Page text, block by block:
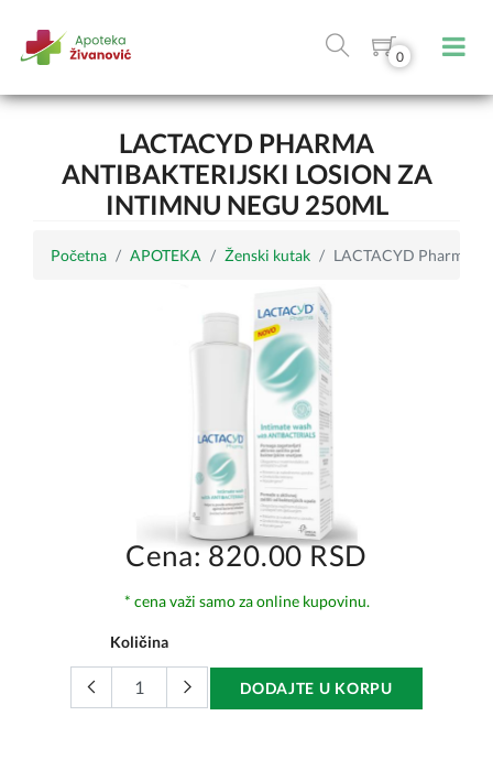
0
LACTACYD PHARMA
ANTIBAKTERIJSKI LOSION ZA
INTIMNU NEGU 250ML
Početna APOTEKA Ženski kutak LACTACYD Pharma
Cena: 820.00 RSD
* cena važi samo za online kupovinu.
Količina
DODAJTE U KORPU